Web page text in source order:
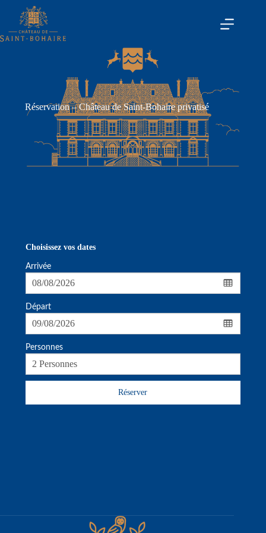
Réservation – Château de Saint-Bohaire privatisé
Choisissez vos dates
Arrivée
Départ
Personnes
Réserver